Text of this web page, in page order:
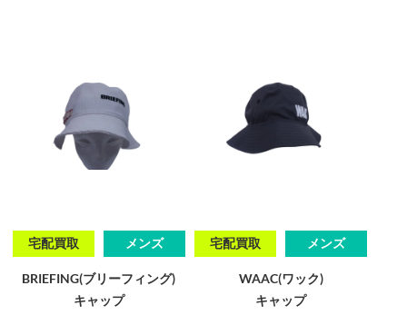
宅配買取 メンズ
BRIEFING(ブリーフィング)
キャップ
宅配買取 メンズ
WAAC(ワック)
キャップ